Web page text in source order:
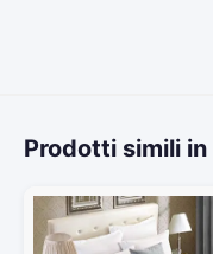
Prodotti simili in